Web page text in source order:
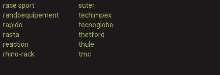
race sport
randoequipement
rapido
rasta
reaction
rhino-rack
suter
techimpex
tecnoglobe
thetford
thule
tmc